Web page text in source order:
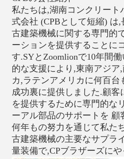
私たちは,湖南コンクリート
式会社 (CPBとして短縮) は
古建築機械に関する専門的
ーションを提供することに
す.SYとZoomlionで10年間
的な支援により,東南アジア
カ,ラテンアメリカに何百台
成功裏に提供しました.顧客
を提供するために専門的な
ーアル部品のサポートを 顧
何年もの努力を通じて私た
古建築機械の主要なサプラ
量装備で,CPブラザーズに